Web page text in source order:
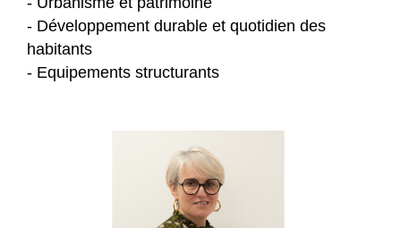
- Développement durable et quotidien des
habitants
- Equipements structurants